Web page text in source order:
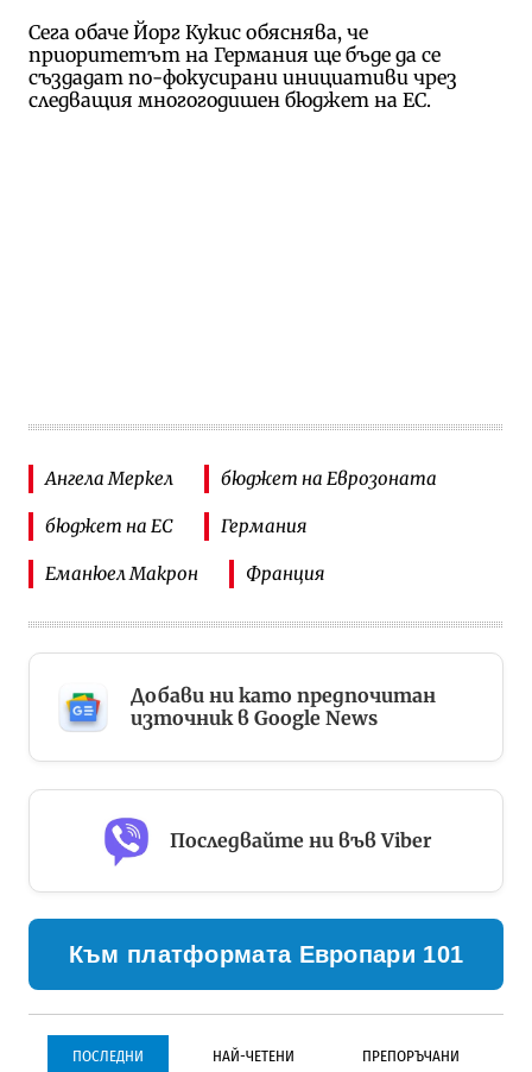
Сега обаче Йорг Кукис обяснява, че
приоритетът на Германия ще бъде да се
създадат по-фокусирани инициативи чрез
следващия многогодишен бюджет на ЕС.
Ангела Меркел бюджет на Еврозоната
бюджет на ЕС Германия
Еманюел Макрон Франция
Добави ни като предпочитан
източник в Google News
Последвайте ни във Viber
Към платформата Европари 101
ПОСЛЕДНИ НАЙ-ЧЕТЕНИ ПРЕПОРЪЧАНИ